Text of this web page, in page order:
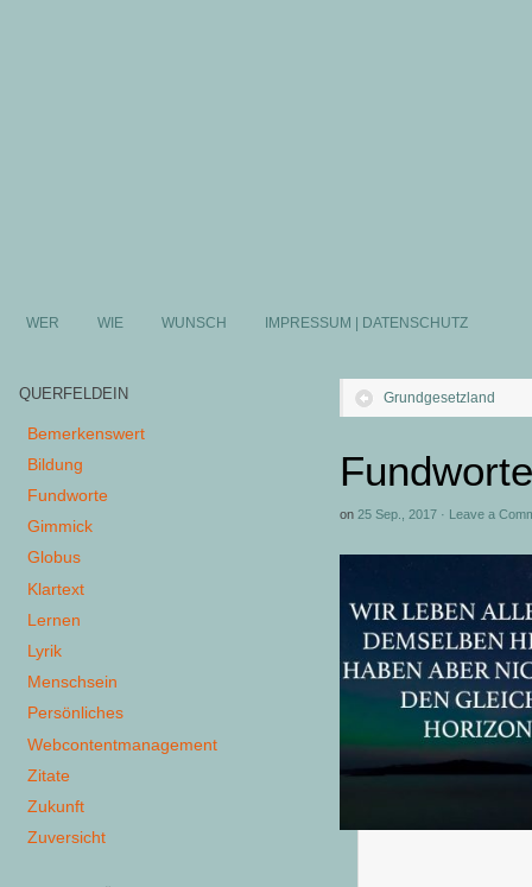
WER WIE WUNSCH IMPRESSUM | DATENSCHUTZ
Grundgesetzland
on 25 Sep., 2017 · Leave a
QUERFELDEIN
Bemerkenswert
Bildung
Fundworte
Gimmick
Globus
Klartext
Lernen
Lyrik
Menschsein
Persönliches
Webcontentmanagement
Zitate
Zukunft
Zuversicht